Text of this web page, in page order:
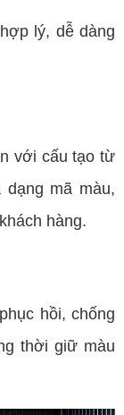
lý, dễ dàng
với cấu tạo từ
mã màu,
hàng.
hồi, chống
thời giữ màu